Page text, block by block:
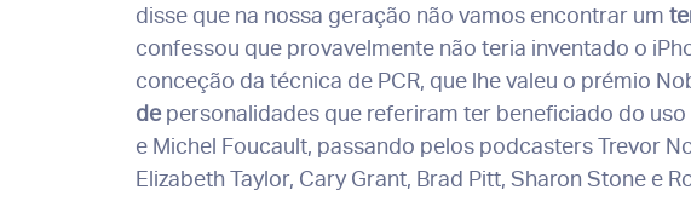
disse que na nossa geração não vamos encontrar um
confessou que provavelmente não teria inventado o
conceção da técnica de PCR, que lhe valeu o prémio
de personalidades que referiram ter beneficiado do
e Michel Foucault, passando pelos podcasters Trevor
Elizabeth Taylor, Cary Grant, Brad Pitt, Sharon Stone e